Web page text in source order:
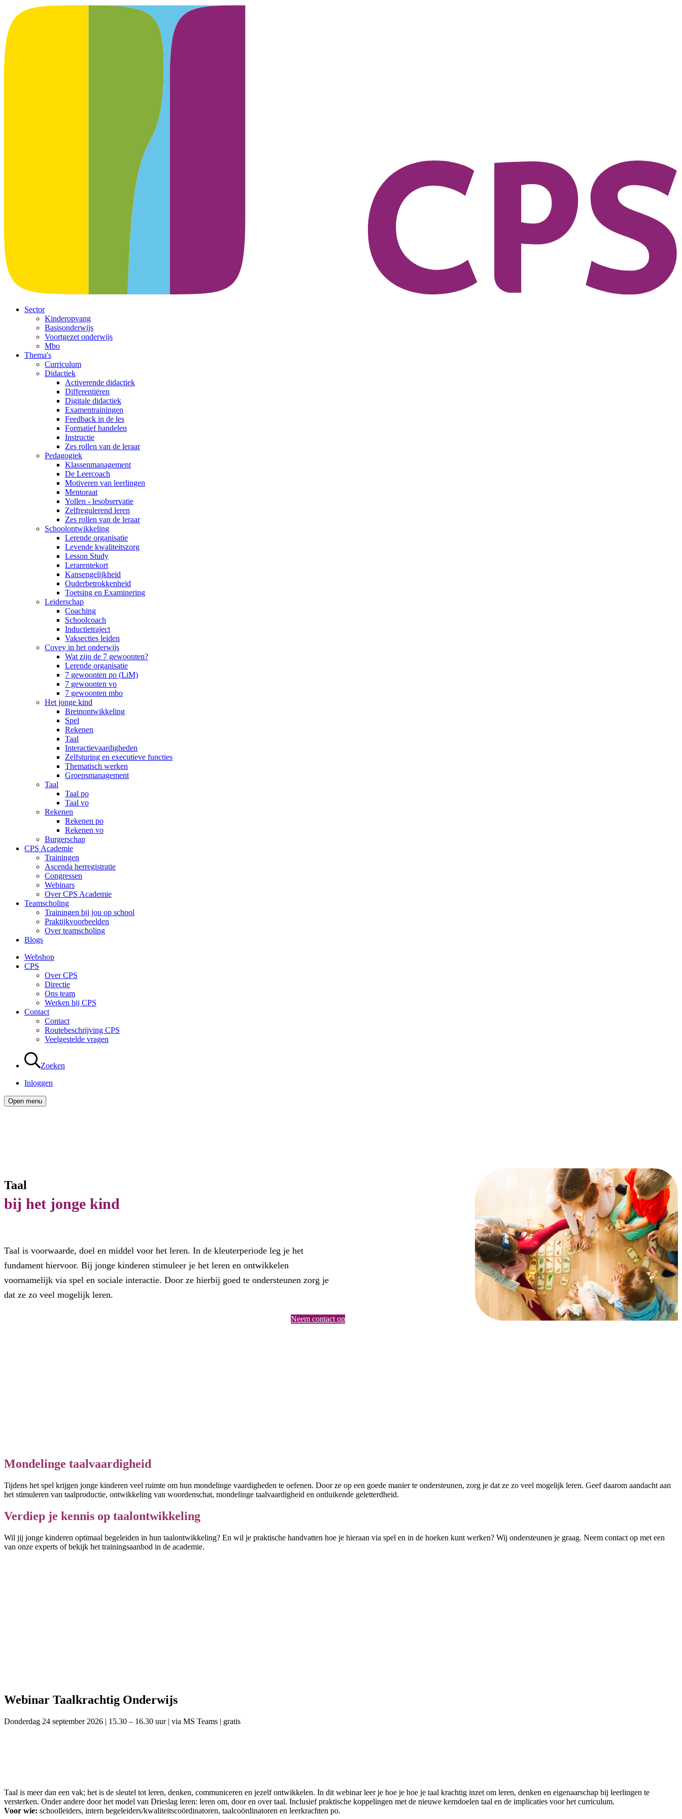
Sector
Kinderopvang
Basisonderwijs
Voortgezet onderwijs
Mbo
Thema's
Curriculum
Didactiek
Activerende didactiek
Differentiëren
Digitale didactiek
Examentrainingen
Feedback in de les
Formatief handelen
Instructie
Zes rollen van de leraar
Pedagogiek
Klassenmanagement
De Leercoach
Motiveren van leerlingen
Mentoraat
Yollen - lesobservatie
Zelfregulerend leren
Zes rollen van de leraar
Schoolontwikkeling
Lerende organisatie
Levende kwaliteitszorg
Lesson Study
Lerarentekort
Kansengelijkheid
Ouderbetrokkenheid
Toetsing en Examinering
Leiderschap
Coaching
Schoolcoach
Inductietraject
Vaksecties leiden
Covey in het onderwijs
Wat zijn de 7 gewoonten?
Lerende organisatie
7 gewoonten po (LiM)
7 gewoonten vo
7 gewoonten mbo
Het jonge kind
Breinontwikkeling
Spel
Rekenen
Taal
Interactievaardigheden
Zelfsturing en executieve functies
Thematisch werken
Groepsmanagement
Taal
Taal po
Taal vo
Rekenen
Rekenen po
Rekenen vo
Burgerschap
CPS Academie
Trainingen
Ascenda herregistratie
Congressen
Webinars
Over CPS Academie
Teamscholing
Trainingen bij jou op school
Praktijkvoorbeelden
Over teamscholing
Blogs
Webshop
CPS
Over CPS
Directie
Ons team
Werken bij CPS
Contact
Contact
Routebeschrijving CPS
Veelgestelde vragen
Zoeken
Inloggen
Open menu
Taal
bij het jonge kind
Taal is voorwaarde, doel en middel voor het leren. In de kleuterperiode leg je het
fundament hiervoor. Bij jonge kinderen stimuleer je het leren en ontwikkelen
voornamelijk via spel en sociale interactie. Door ze hierbij goed te ondersteunen zorg je
dat ze zo veel mogelijk leren.
Neem contact op
Mondelinge taalvaardigheid
Tijdens het spel krijgen jonge kinderen veel ruimte om hun mondelinge vaardigheden te oefenen. Door ze op een goede manier te ondersteunen, zorg je dat ze zo veel mogelijk leren. Geef daarom aandacht aan
het stimuleren van taalproductie, ontwikkeling van woordenschat, mondelinge taalvaardigheid en ontluikende geletterdheid.
Verdiep je kennis op taalontwikkeling
Wil jij jonge kinderen optimaal begeleiden in hun taalontwikkeling? En wil je praktische handvatten hoe je hieraan via spel en in de hoeken kunt werken? Wij ondersteunen je graag. Neem contact op met een
van onze experts of bekijk het trainingsaanbod in de academie.
Webinar Taalkrachtig Onderwijs
Donderdag 24 september 2026 | 15.30 – 16.30 uur | via MS Teams | gratis
Taal is meer dan een vak; het is de sleutel tot leren, denken, communiceren en jezelf ontwikkelen. In dit webinar leer je hoe je hoe je taal krachtig inzet om leren, denken en eigenaarschap bij leerlingen te
versterken. Onder andere door het model van Drieslag leren: leren om, door en over taal. Inclusief praktische koppelingen met de nieuwe kerndoelen taal en de implicaties voor het curriculum.
Voor wie: schoolleiders, intern begeleiders/kwaliteitscoördinatoren, taalcoördinatoren en leerkrachten po.